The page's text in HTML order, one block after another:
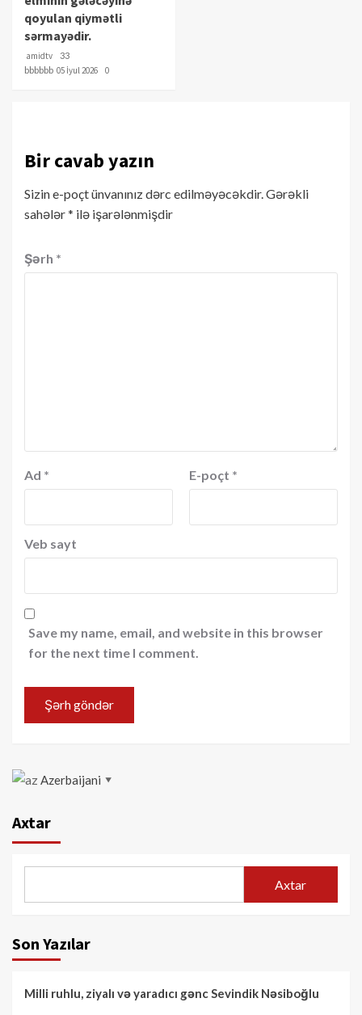
qoyulan qiymətli
sərmayədir.
amidtv
33
bbbbbb 05 İyul 2026 0
Bir cavab yazın
Sizin e-poçt ünvanınız dərc edilməyəcəkdir. Gərəkli
sahələr* ilə işarələnmişdir
Şərh *
Ad * E-poçt *
Veb sayt
Save my name, email, and website in this browser
for the next time I comment.
Azerbaijani ▼
Axtar
Axtar
Son Yazılar
Milli ruhlu, ziyalı və yaradıcı gənc Sevindik Nəsiboğlu